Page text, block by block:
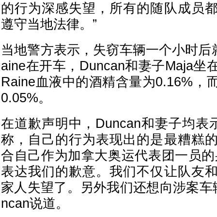
的行为深感失望，所有的随队成员
遵守当地法律。”
当地警方表示，失窃车辆一个小时
aine在开车，Duncan和妻子Maja坐
Raine血液中的酒精含量为0.16%，
0.05%。
在道歉声明中，Duncan和妻子均表
称，自己的行为表现出的是最糟糕
合自己作为加拿大奥运代表团一员
表达我们的歉意。我们不仅让队友
家人失望了。另外我们还想向涉案车
ncan说道。